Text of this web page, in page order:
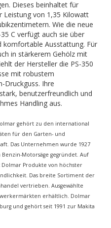
Dieses beinhaltet für
Leistung von 1,35 Kilowatt
Wie die neue
C verfügt auch sie über
komfortable Ausstattung. Für
in stärkerem Gehölz mit
der Hersteller die PS-350
mit robustem
Druckguss. Ihre
benutzerfreundlich und
Handling aus.
gehört zu den international
für den Garten- und
Das Unternehmen wurde 1927
Motorsäge gegründet. Auf
Produkte von höchster
Das breite Sortiment der
vertrieben. Ausgewählte
erhältlich. Dolmar
und gehört seit 1991 zur Makita